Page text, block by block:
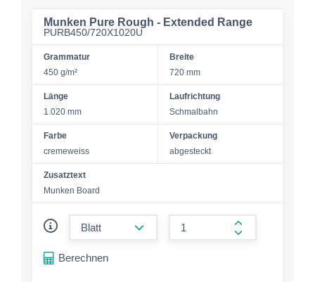
Munken Pure Rough - Extended Range
PURB450/720X1020U
Grammatur
450 g/m²
Breite
720 mm
Länge
1.020 mm
Laufrichtung
Schmalbahn
Farbe
cremeweiss
Verpackung
abgesteckt
Zusatztext
Munken Board
form.increase-
Berechnen